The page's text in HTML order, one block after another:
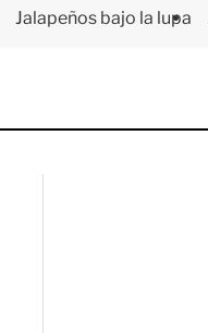
Jalapeños bajo la lupa